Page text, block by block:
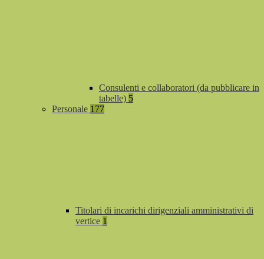
Consulenti e collaboratori (da pubblicare in
tabelle) 5
Personale 177
Titolari di incarichi dirigenziali amministrativi di
vertice 1